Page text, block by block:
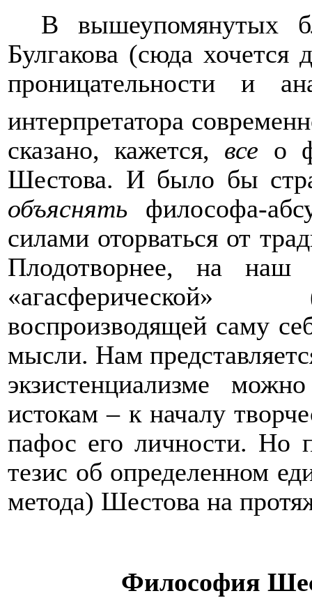
В вышеупомянутых
Булгакова (сюда
проницательности и
интерпретатора
сказано, кажется, все о
Шестова. И было бы
объяснять философа-
силами оторваться от
Плодотворнее, на
«агасферической»
воспроизводящей саму
мысли. Нам
экзистенциализме
истокам – к началу
пафос его личности. Но
тезис об определенном
метода) Шестова на
Философия